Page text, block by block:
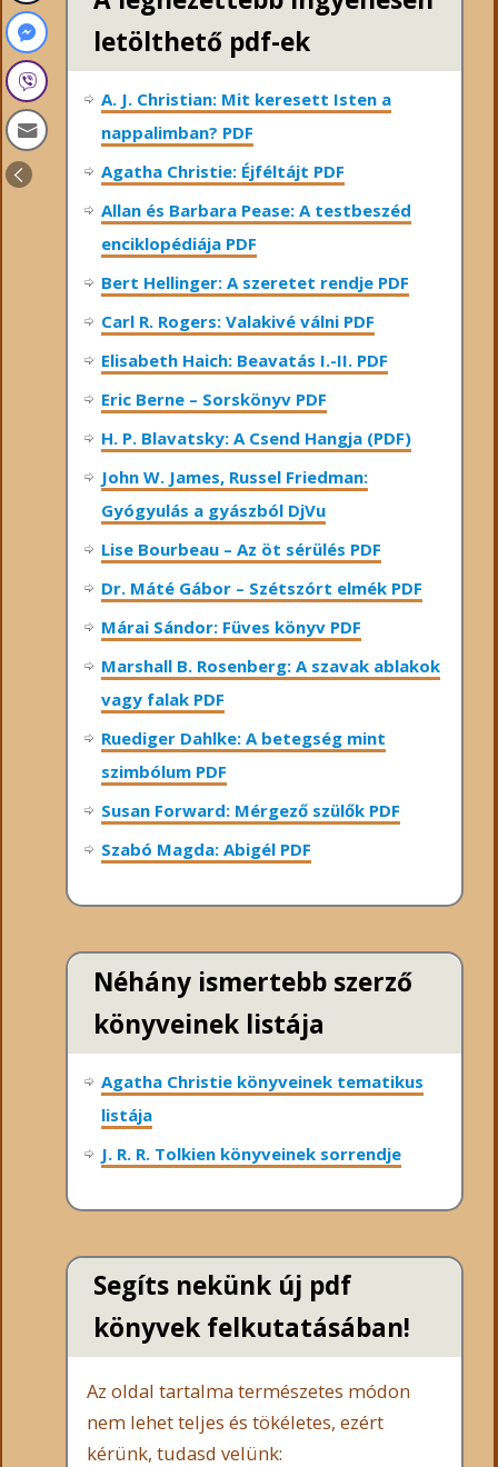
letölthető pdf-ek
A. J. Christian: Mit keresett Isten a
nappalimban? PDF
Agatha Christie: Éjféltájt PDF
Allan és Barbara Pease: A testbeszéd
enciklopédiája PDF
Bert Hellinger: A ​szeretet rendje PDF
Carl R. Rogers: Valakivé válni PDF
Elisabeth Haich: Beavatás I.-II. PDF
Eric Berne – Sorskönyv PDF
H. P. Blavatsky: A Csend Hangja (PDF)
John W. James, Russel Friedman:
Gyógyulás a gyászból DjVu
Lise Bourbeau – Az öt sérülés PDF
Dr. Máté Gábor – Szétszórt elmék PDF
Márai Sándor: Füves könyv PDF
Marshall B. Rosenberg: A szavak ablakok
vagy falak PDF
Ruediger Dahlke: A betegség mint
szimbólum PDF
Susan Forward: Mérgező szülők PDF
Szabó Magda: Abigél PDF
Néhány ismertebb szerző
könyveinek listája
Agatha Christie könyveinek tematikus
listája
J. R. R. Tolkien könyveinek sorrendje
Segíts nekünk új pdf
könyvek felkutatásában!
Az oldal tartalma természetes módon
nem lehet teljes és tökéletes, ezért
kérünk, tudasd velünk: